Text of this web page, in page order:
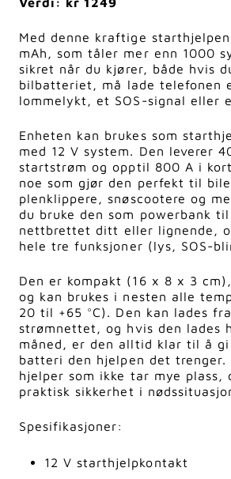
Med denne kraftige
mAh, som tåler mer enn 1000
sikret når du kjører, både hvis
bilbatteriet, må lade telefonen
lommelykt, et SOS-signal eller
Enheten kan brukes som
med 12 V system. Den leverer
startstrøm og opptil 800 A i
noe som gjør den perfekt til
plenklippere, snøscootere og
du bruke den som powerbank
nettbrettet ditt eller lignende,
hele tre funksjoner (lys, SOS-
Den er kompakt (16 x 8 x 3
og kan brukes i nesten alle
20 til +65 °C). Den kan lades
strømnettet, og hvis den lades
måned, er den alltid klar til å
batteri den hjelpen det trenger.
hjelper som ikke tar mye plass,
praktisk sikkerhet i
Spesifikasjoner:
12 V starthjelpkontakt